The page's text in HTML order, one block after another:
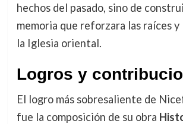
hechos del pasado, sino de
memoria que reforzara las raíces
la Iglesia oriental.
Logros y
El logro más sobresaliente de
fue la composición de su obra